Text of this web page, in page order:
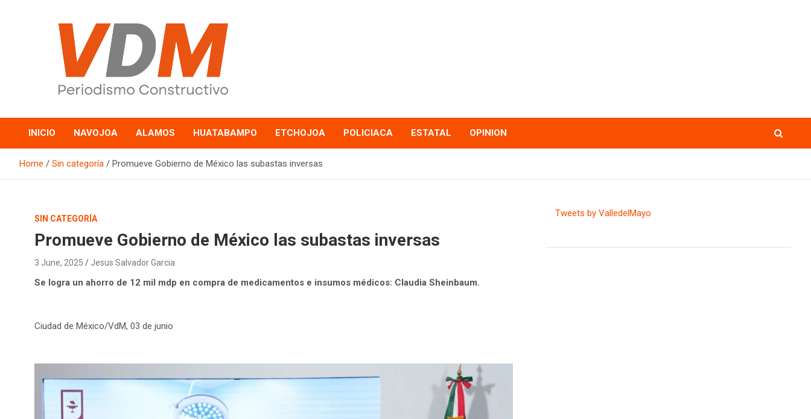
valledelmayo.com
INICIO NAVOJOA ALAMOS HUATABAMPO ETCHOJOA POLICIACA ESTATAL OPINION
Home Sin categoría Promueve Gobierno de México las subastas inversas
SIN CATEGORÍA
Promueve Gobierno de México las subastas inversas
3 June, 2025 Jesus Salvador Garcia
Se logra un ahorro de 12 mil mdp en compra de medicamentos e insumos médicos: Claudia Sheinbaum.
Ciudad de México/VdM, 03 de junio
Tweets by ValledelMayo